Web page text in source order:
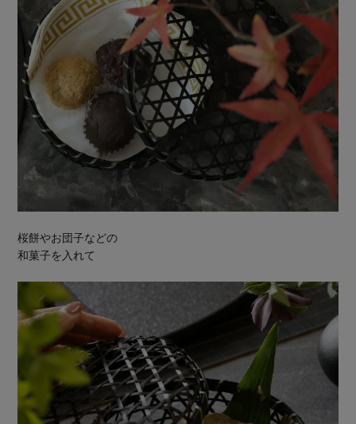
桜餅やお団子などの
和菓子を入れて